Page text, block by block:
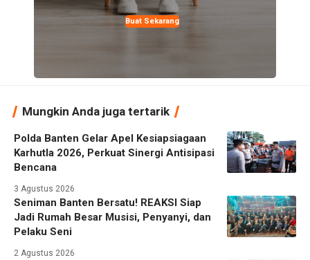
Buat Sekarang
Mungkin Anda juga tertarik
Polda Banten Gelar Apel Kesiapsiagaan
Karhutla 2026, Perkuat Sinergi Antisipasi
Bencana
3 Agustus 2026
Seniman Banten Bersatu! REAKSI Siap
Jadi Rumah Besar Musisi, Penyanyi, dan
Pelaku Seni
2 Agustus 2026